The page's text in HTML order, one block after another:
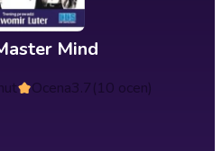
Mind
Ocena3.7(10 ocen)